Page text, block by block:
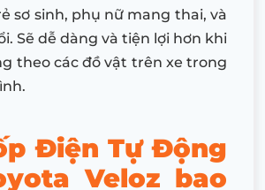
sơ sinh, phụ nữ mang thai, và
Sẽ dễ dàng và tiện lợi hơn khi
theo các đồ vật trên xe trong
Điện Tự Động
Veloz bao